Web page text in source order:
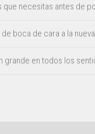
que necesitas antes de
boca de cara a la
grande en todos los